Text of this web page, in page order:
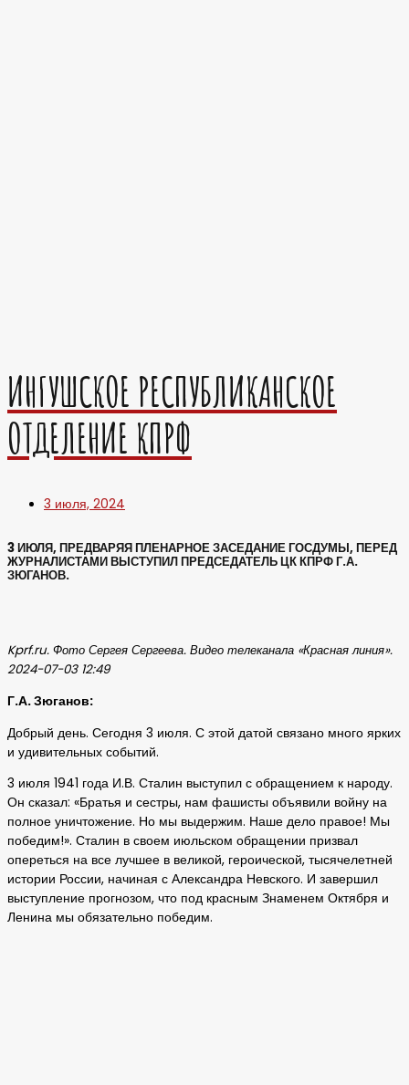
ИНГУШСКОЕ РЕСПУБЛИКАНСКОЕ
ОТДЕЛЕНИЕ КПРФ
3 июля, 2024
3 ИЮЛЯ, ПРЕДВАРЯЯ ПЛЕНАРНОЕ ЗАСЕДАНИЕ ГОСДУМЫ, ПЕРЕД
ЖУРНАЛИСТАМИ ВЫСТУПИЛ ПРЕДСЕДАТЕЛЬ ЦК КПРФ Г.А.
ЗЮГАНОВ.
Kprf.ru. Фото Сергея Сергеева. Видео телеканала «Красная линия».
2024-07-03 12:49
Г.А. Зюганов:
Добрый день. Сегодня 3 июля. С этой датой связано много ярких
и удивительных событий.
3 июля 1941 года И.В. Сталин выступил с обращением к народу.
Он сказал: «Братья и сестры, нам фашисты объявили войну на
полное уничтожение. Но мы выдержим. Наше дело правое! Мы
победим!». Сталин в своем июльском обращении призвал
опереться на все лучшее в великой, героической, тысячелетней
истории России, начиная с Александра Невского. И завершил
выступление прогнозом, что под красным Знаменем Октября и
Ленина мы обязательно победим.